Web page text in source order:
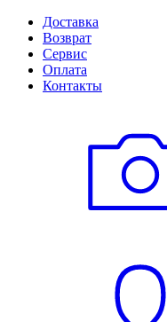
Доставка
Возврат
Сервис
Оплата
Контакты